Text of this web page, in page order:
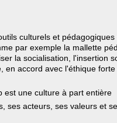
culturels et pédagogiques
par exemple la mallette
la socialisation, l'insertion
en accord avec l'éthique
est une culture à part entière
ses acteurs, ses valeurs et